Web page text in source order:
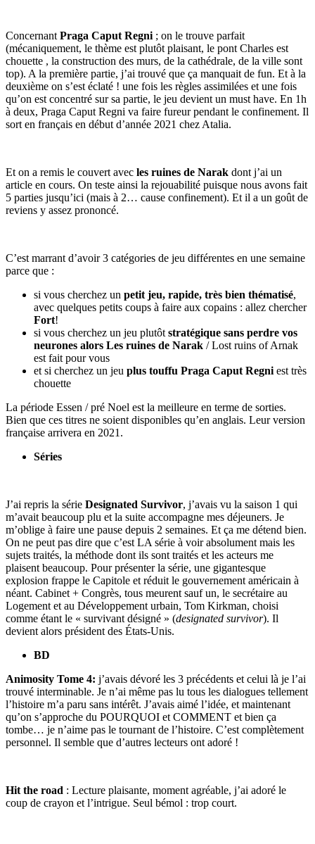
Concernant Praga Caput Regni ; on le trouve parfait
(mécaniquement, le thème est plutôt plaisant, le pont Charles est
chouette , la construction des murs, de la cathédrale, de la ville sont
top). A la première partie, j’ai trouvé que ça manquait de fun. Et à la
deuxième on s’est éclaté ! une fois les règles assimilées et une fois
qu’on est concentré sur sa partie, le jeu devient un must have. En 1h
à deux, Praga Caput Regni va faire fureur pendant le confinement. Il
sort en français en début d’année 2021 chez Atalia.
Et on a remis le couvert avec les ruines de Narak dont j’ai un
article en cours. On teste ainsi la rejouabilité puisque nous avons fait
5 parties jusqu’ici (mais à 2… cause confinement). Et il a un goût de
reviens y assez prononcé.
C’est marrant d’avoir 3 catégories de jeu différentes en une semaine
parce que :
si vous cherchez un petit jeu, rapide, très bien thématisé,
avec quelques petits coups à faire aux copains : allez chercher
Fort!
si vous cherchez un jeu plutôt stratégique sans perdre vos
neurones alors Les ruines de Narak / Lost ruins of Arnak
est fait pour vous
et si cherchez un jeu plus touffu Praga Caput Regni est très
chouette
La période Essen / pré Noel est la meilleure en terme de sorties.
Bien que ces titres ne soient disponibles qu’en anglais. Leur version
française arrivera en 2021.
Séries
J’ai repris la série Designated Survivor, j’avais vu la saison 1 qui
m’avait beaucoup plu et la suite accompagne mes déjeuners. Je
m’oblige à faire une pause depuis 2 semaines. Et ça me détend bien.
On ne peut pas dire que c’est LA série à voir absolument mais les
sujets traités, la méthode dont ils sont traités et les acteurs me
plaisent beaucoup. Pour présenter la série, une gigantesque
explosion frappe le Capitole et réduit le gouvernement américain à
néant. Cabinet + Congrès, tous meurent sauf un, le secrétaire au
Logement et au Développement urbain, Tom Kirkman, choisi
comme étant le « survivant désigné » (designated survivor). Il
devient alors président des États-Unis.
BD
Animosity Tome 4: j’avais dévoré les 3 précédents et celui là je l’ai
trouvé interminable. Je n’ai même pas lu tous les dialogues tellement
l’histoire m’a paru sans intérêt. J’avais aimé l’idée, et maintenant
qu’on s’approche du POURQUOI et COMMENT et bien ça
tombe… je n’aime pas le tournant de l’histoire. C’est complètement
personnel. Il semble que d’autres lecteurs ont adoré !
Hit the road : Lecture plaisante, moment agréable, j’ai adoré le
coup de crayon et l’intrigue. Seul bémol : trop court.